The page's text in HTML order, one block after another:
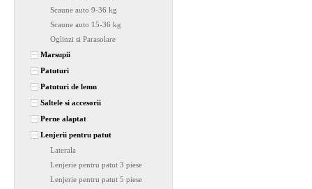
Scaune auto 9-36 kg
Scaune auto 15-36 kg
Oglinzi si Parasolare
Marsupii
Patuturi
Patuturi de lemn
Saltele si accesorii
Perne alaptat
Lenjerii pentru patut
Laterala
Lenjerie pentru patut 3 piese
Lenjerie pentru patut 5 piese